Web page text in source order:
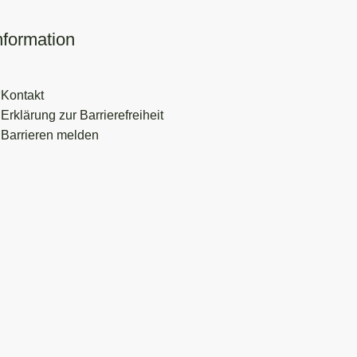
Kontakt
Erklärung zur Barrierefreiheit
Barrieren melden